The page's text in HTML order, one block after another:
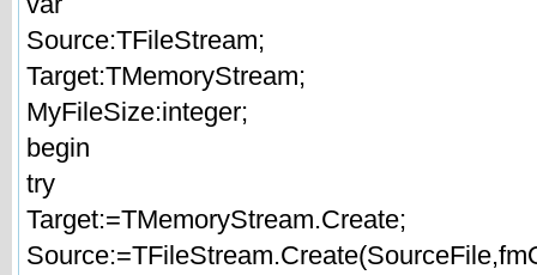
Source:TFileStream;
Target:TMemoryStream;
MyFileSize:integer;
begin
try
Target:=TMemoryStream.Create;